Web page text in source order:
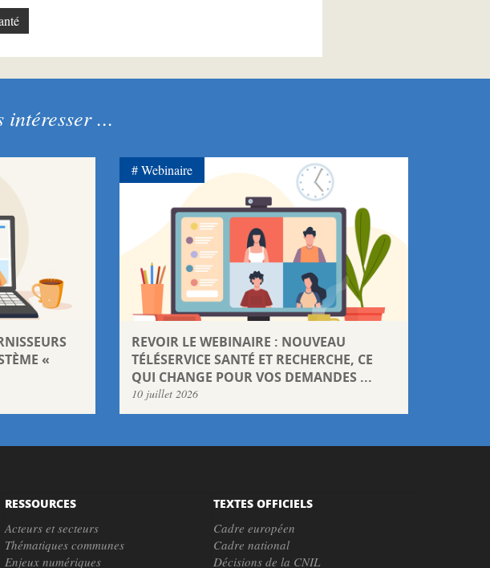
intéresser ...
«
REVOIR LE WEBINAIRE : NOUVEAU
TÉLÉSERVICE SANTÉ ET RECHERCHE, CE
QUI CHANGE POUR VOS DEMANDES ...
10 juillet 2026
Webinaire
RESSOURCES
Acteurs et secteurs
Thématiques communes
Enjeux numériques
TEXTES OFFICIELS
Cadre européen
Cadre national
Décisions de la CNIL